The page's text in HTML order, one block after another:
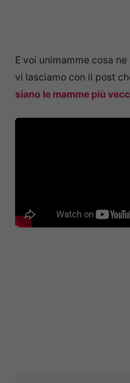
E voi unimamme cosa
vi lasciamo con il post
siano le mamme più